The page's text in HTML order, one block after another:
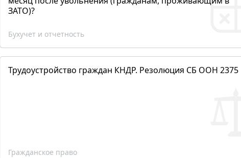
ЗАТО)?
Бухучет и отчетность
Трудоустройство граждан КНДР. Резолюция СБ ООН 2375
Гражданское право